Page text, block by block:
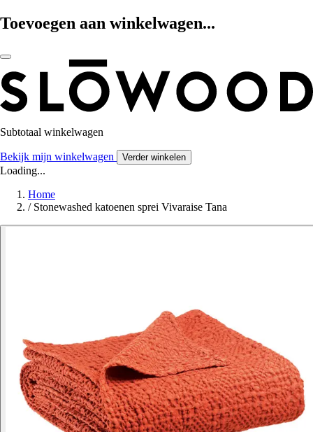
Toevoegen aan winkelwagen...
Subtotaal winkelwagen
Bekijk mijn winkelwagen Verder winkelen
Loading...
Home
/ Stonewashed katoenen sprei Vivaraise Tana